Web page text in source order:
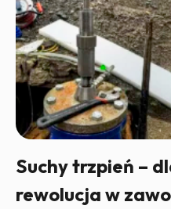
Suchy trzpień –
rewolucja w